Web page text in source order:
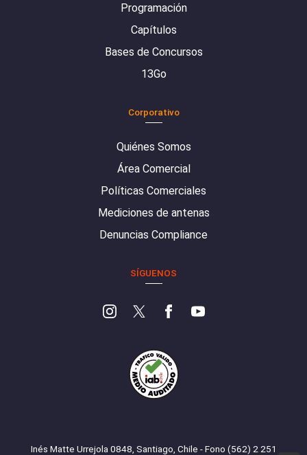
Programación
Capítulos
Bases de Concursos
13Go
Corporativo
Quiénes Somos
Área Comercial
Políticas Comerciales
Mediciones de antenas
Denuncias Compliance
SÍGUENOS
Inés Matte Urrejola 0848, Santiago, Chile - Fono (562) 2 251